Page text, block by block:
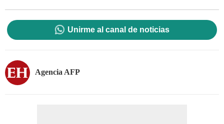
Unirme al canal de noticias
Agencia AFP